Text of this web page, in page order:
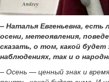
– Наталья Евгеньевна, есть
осени, метеоявления,
сказать, о том, какой будет
наблюдениях, так и о
– Осень — ценный знак и